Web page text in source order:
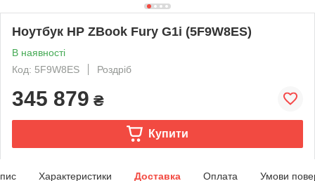
Ноутбук HP ZBook Fury G1i (5F9W8ES)
В наявності
Код: 5F9W8ES
Роздріб
345 879 ₴
Купити
Характеристики Доставка Оплата Умови